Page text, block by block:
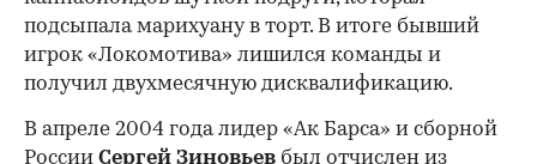
00:00 / 00:00
подсыпала марихуану в торт. В итоге бывший
игрок «Локомотива» лишился команды и
получил двухмесячную дисквалификацию.
В апреле 2004 года лидер «Ак Барса» и сборной
России Сергей Зиновьев был отчислен из